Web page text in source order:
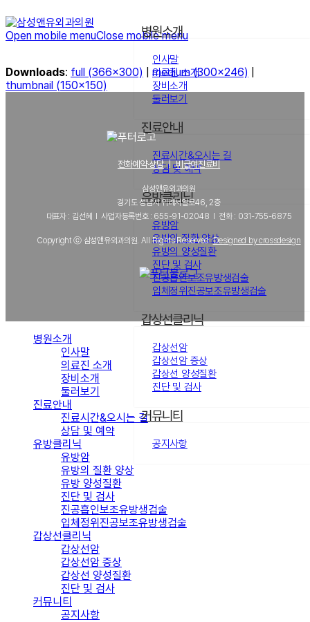
병원소개
인사말
의료진 소개
장비소개
둘러보기
진료안내
진료시간&오시는 길
상담 및 예약
유방클리닉
유방암
유방의 질환 양상
유방의 양성질환
진단 및 검사
진공흡인보조유방생검술
입체정위진공보조유방생검술
갑상선클리닉
갑상선암
갑상선암 증상
갑상선 양성질환
진단 및 검사
커뮤니티
공지사항
Open mobile menuClose mobile menu
Downloads: full (366x300) medium (300x246)
thumbnail (150x150)
전화예약·상담｜비급여진료비
삼성앤유외과의원
경기도 성남시 위례서일로46, 2층
대표자 : 김선혜 l 사업자등록번호 : 655-91-02048 l 전화 : 031-755-6875
Copyright ⓒ 삼성앤유외과의원. All Rights Reserved.Designed by crossdesign
병원소개
인사말
의료진 소개
장비소개
둘러보기
진료안내
진료시간&오시는 길
상담 및 예약
유방클리닉
유방암
유방의 질환 양상
유방 양성질환
진단 및 검사
진공흡인보조유방생검술
입체정위진공보조유방생검술
갑상선클리닉
갑상선암
갑상선암 증상
갑상선 양성질환
진단 및 검사
커뮤니티
공지사항